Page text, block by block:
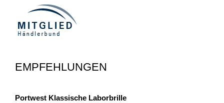
EMPFEHLUNGEN
Portwest Klassische Laborbrille